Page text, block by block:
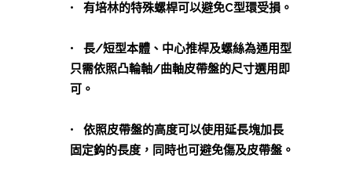
• 有培林的特殊螺桿可以避免C型環受損。
• 長/短型本體、中心推桿及螺絲為通用型
只需依照凸輪軸/曲軸皮帶盤的尺寸選用即
可。
• 依照皮帶盤的高度可以使用延長塊加長
固定鈎的長度，同時也可避免傷及皮帶盤。